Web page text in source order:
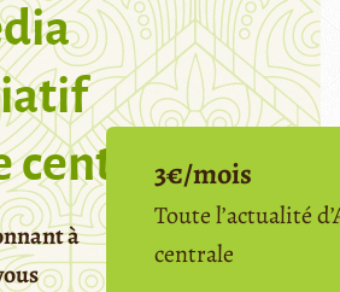
centrale
à
3€/mois
Toute l’actualité
centrale